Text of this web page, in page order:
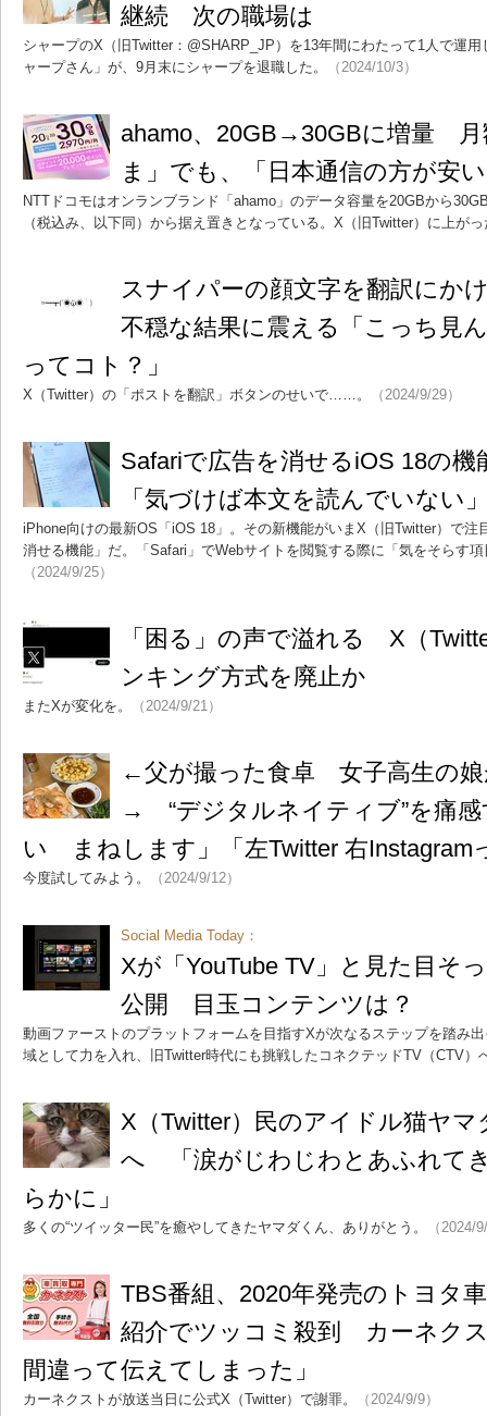
継続 次の職場は
シャープのX（旧Twitter：@SHARP_JP）を13年間にわたって1人で運
ャープさん」が、9月末にシャープを退職した。
（2024/10/3）
ahamo、20GB→30GBに増量 月
ま」でも、「日本通信の方が安
NTTドコモはオンランブランド「ahamo」のデータ容量を20GBから
（税込み、以下同）から据え置きとなっている。X（旧Twitter）に上が
スナイパーの顔文字を翻訳にか
不穏な結果に震える「こっち見
ってコト？」
X（Twitter）の「ポストを翻訳」ボタンのせいで……。 （2024/9/29）
Safariで広告を消せるiOS 18の
「気づけば本文を読んでいない
iPhone向けの最新OS「iOS 18」。その新機能がいまX（旧Twitter）で注
消せる機能」だ。「Safari」でWebサイトを閲覧する際に「気をそらす
（2024/9/25）
「困る」の声で溢れる X（
ンキング方式を廃止か
またXが変化を。 （2024/9/21）
←父が撮った食卓 女子高生の娘
→ “デジタルネイティブ”を痛感
い まねします」「左Twitter 右Instagram
今度試してみよう。 （2024/9/12）
Social Media Today：
Xが「YouTube TV」と見た目そ
公開 目玉コンテンツは？
動画ファーストのプラットフォームを目指すXが次なるステップを踏み
域として力を入れ、旧Twitter時代にも挑戦したコネクテッドTV（CTV）
X（Twitter）民のアイドル猫ヤ
へ 「涙がじわじわとあふれて
らかに」
多くの“ツイッター民”を癒やしてきたヤマダくん、ありがとう。 （2024/
TBS番組、2020年発売のトヨタ
紹介でツッコミ殺到 カーネク
間違って伝えてしまった」
カーネクストが放送当日に公式X（Twitter）で謝罪。 （2024/9/9）